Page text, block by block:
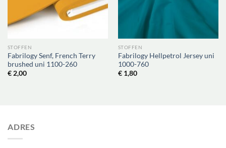
STOFFEN
Fabrilogy Senf, French Terry
brushed uni 1100-260
€2,00
STOFFEN
Fabrilogy Hellpetrol Jersey uni
1000-760
€1,80
ADRES